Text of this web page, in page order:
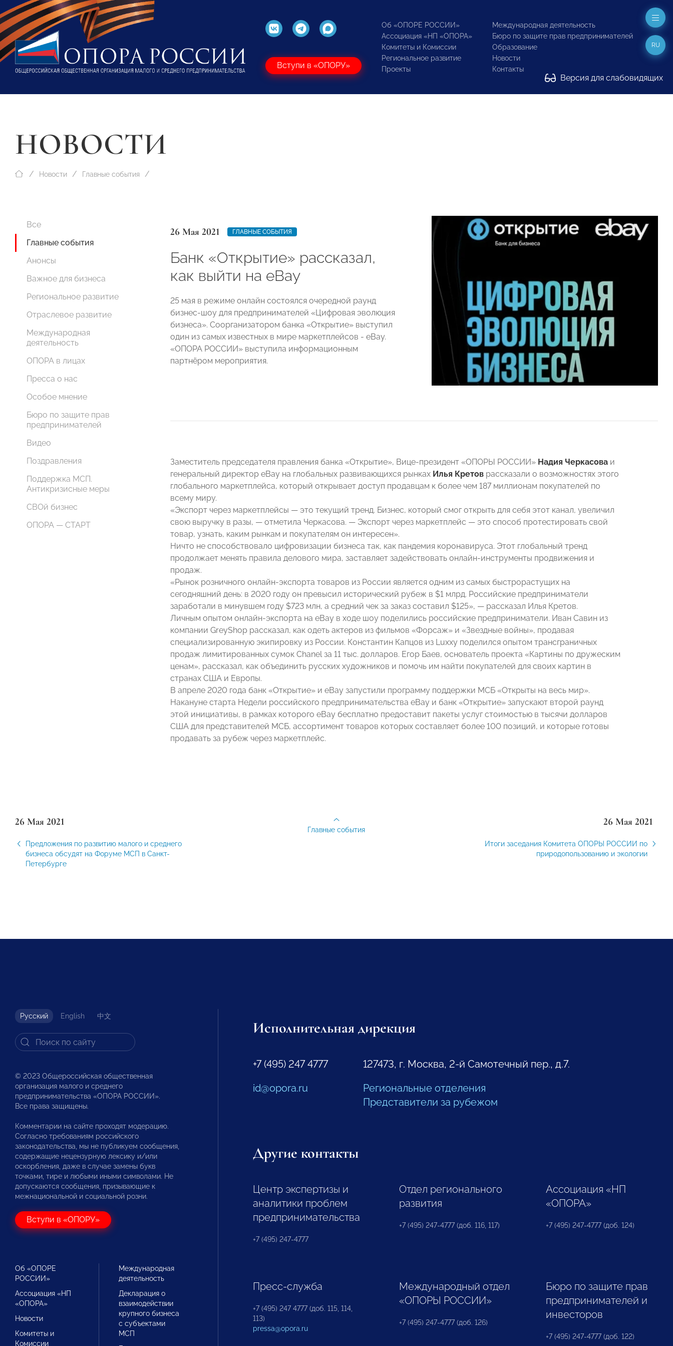
Вступи в «ОПОРУ»
Об «ОПОРЕ РОССИИ»
Ассоциация «НП «ОПОРА»
Комитеты и Комиссии
Региональное развитие
Проекты
Международная деятельность
Бюро по защите прав предпринимателей
Образование
Новости
Контакты
Версия для слабовидящих
RU
НОВОСТИ
Новости Главные события
Все
Главные события
Анонсы
Важное для бизнеса
Региональное развитие
Отраслевое развитие
Международная
деятельность
ОПОРА в лицах
Пресса о нас
Особое мнение
Бюро по защите прав
предпринимателей
Видео
Поздравления
Поддержка МСП.
Антикризисные меры
СВОй бизнес
ОПОРА — СТАРТ
26 Мая 2021 ГЛАВНЫЕ СОБЫТИЯ
Банк «Открытие» рассказал,
как выйти на eBay
25 мая в режиме онлайн состоялся очередной раунд
бизнес-шоу для предпринимателей «Цифровая эволюция
бизнеса». Соорганизатором банка «Открытие» выступил
один из самых известных в мире маркетплейсов - eBay.
«ОПОРА РОССИИ» выступила информационным
партнёром мероприятия.
Заместитель председателя правления банка «Открытие», Вице-президент «ОПОРЫ РОССИИ» Надия Черкасова и
генеральный директор eBay на глобальных развивающихся рынках Илья Кретов рассказали о возможностях этого
глобального маркетплейса, который открывает доступ продавцам к более чем 187 миллионам покупателей по
всему миру.
«Экспорт через маркетплейсы — это текущий тренд. Бизнес, который смог открыть для себя этот канал, увеличил
свою выручку в разы, — отметила Черкасова. — Экспорт через маркетплейс — это способ протестировать свой
товар, узнать, каким рынкам и покупателям он интересен».
Ничто не способствовало цифровизации бизнеса так, как пандемия коронавируса. Этот глобальный тренд
продолжает менять правила делового мира, заставляет задействовать онлайн-инструменты продвижения и
продаж.
«Рынок розничного онлайн-экспорта товаров из России является одним из самых быстрорастущих на
сегодняшний день: в 2020 году он превысил исторический рубеж в $1 млрд. Российские предприниматели
заработали в минувшем году $723 млн, а средний чек за заказ составил $125», — рассказал Илья Кретов.
Личным опытом онлайн-экспорта на eBay в ходе шоу поделились российские предприниматели. Иван Савин из
компании GreyShop рассказал, как одеть актеров из фильмов «Форсаж» и «Звездные войны», продавая
специализированную экипировку из России. Константин Капцов из Luxxy поделился опытом трансграничных
продаж лимитированных сумок Chanel за 11 тыс. долларов. Егор Баев, основатель проекта «Картины по дружеским
ценам», рассказал, как объединить русских художников и помочь им найти покупателей для своих картин в
странах США и Европы.
В апреле 2020 года банк «Открытие» и eBay запустили программу поддержки МСБ «Открыты на весь мир».
Накануне старта Недели российского предпринимательства eBay и банк «Открытие» запускают второй раунд
этой инициативы, в рамках которого eBay бесплатно предоставит пакеты услуг стоимостью в тысячи долларов
США для представителей МСБ, ассортимент товаров которых составляет более 100 позиций, и которые готовы
продавать за рубеж через маркетплейс.
26 Мая 2021
Предложения по развитию малого и среднего
бизнеса обсудят на Форуме МСП в Санкт-
Петербурге
26 Мая 2021
Итоги заседания Комитета ОПОРЫ РОССИИ по
природопользованию и экологии
Главные события
Русский English 中文
© 2023 Общероссийская общественная
организация малого и среднего
предпринимательства «ОПОРА РОССИИ».
Все права защищены.
Комментарии на сайте проходят модерацию.
Согласно требованиям российского
законодательства, мы не публикуем сообщения,
содержащие нецензурную лексику и/или
оскорбления, даже в случае замены букв
точками, тире и любыми иными символами. Не
допускаются сообщения, призывающие к
межнациональной и социальной розни.
Вступи в «ОПОРУ»
Об «ОПОРЕ
РОССИИ»
Ассоциация «НП
«ОПОРА»
Новости
Комитеты и
Комиссии
Международная
деятельность
Декларация о
взаимодействии
крупного бизнеса
с субъектами
МСП
Исполнительная дирекция
+7 (495) 247 4777
id@opora.ru
127473, г. Москва, 2-й Самотечный пер., д.7.
Региональные отделения
Представители за рубежом
Другие контакты
Центр экспертизы и
аналитики проблем
предпринимательства
+7 (495) 247-4777
Отдел регионального
развития
+7 (495) 247-4777 (доб. 116, 117)
Ассоциация «НП
«ОПОРА»
+7 (495) 247-4777 (доб. 124)
Пресс-служба
+7 (495) 247 4777 (доб. 115, 114,
113)
pressa@opora.ru
Международный отдел
«ОПОРЫ РОССИИ»
+7 (495) 247-4777 (доб. 126)
Бюро по защите прав
предпринимателей и
инвесторов
+7 (495) 247-4777 (доб. 122)